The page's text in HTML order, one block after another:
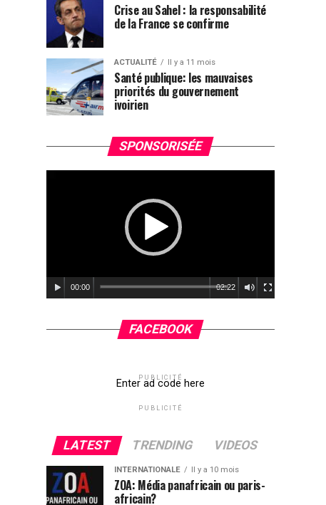
Crise au Sahel : la responsabilité
de la France se confirme
ACTUALITÉ Il y a 11 mois
Santé publique: les mauvaises
priorités du gouvernement
ivoirien
SPONSORISÉE
vidéo
00:00 02:22
FACEBOOK
PUBLICITÉ
Enter ad code here
PUBLICITÉ
LATEST TRENDING VIDEOS
INTERNATIONALE Il y a 10 mois
ZOA: Média panafricain ou paris-
africain?